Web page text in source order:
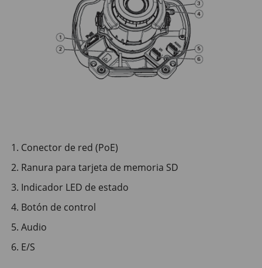
Conector de red (PoE)
Ranura para tarjeta de memoria SD
Indicador LED de estado
Botón de control
Audio
E/S